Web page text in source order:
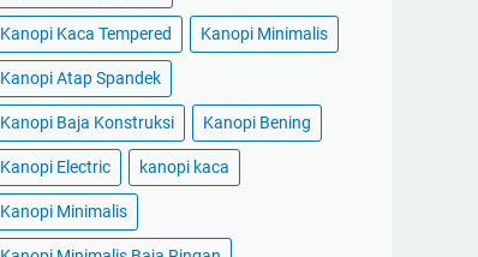
Kanopi Kaca Tempered Kanopi Minimalis
Kanopi Atap Spandek
Kanopi Baja Konstruksi Kanopi Bening
Kanopi Electric kanopi kaca
Kanopi Minimalis